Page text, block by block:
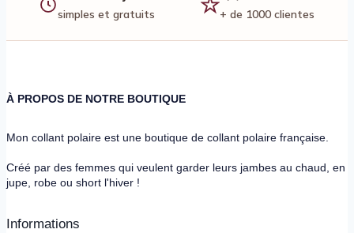
simples et gratuits + de 1000 clientes
À PROPOS DE NOTRE BOUTIQUE
Mon collant polaire est une boutique de collant polaire française.
Créé par des femmes qui veulent garder leurs jambes au chaud, en
jupe, robe ou short l'hiver !
Informations